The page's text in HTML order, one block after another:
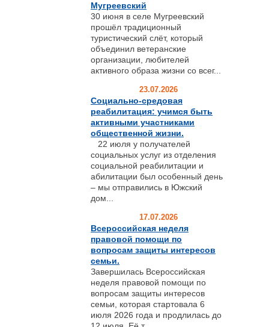
Мугреевский
30 июня в селе Мугреевский
прошёл традиционный
туристический слёт, который
объединил ветеранские
организации, любителей
активного образа жизни со всег...
23.07.2026
Социально-средовая
реабилитация: учимся быть
активными участниками
общественной жизни.
22 июля у получателей
социальных услуг из отделения
социальной реабилитации и
абилитации был особенный день
– мы отправились в Южский
дом...
17.07.2026
Всероссийская неделя
правовой помощи по
вопросам защиты интересов
семьи.
Завершилась Всероссийская
неделя правовой помощи по
вопросам защиты интересов
семьи, которая стартовала 6
июля 2026 года и продлилась до